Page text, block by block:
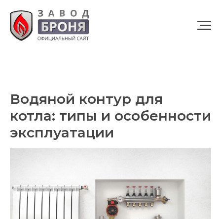
Водяной контур для
котла: типы и особенности
эксплуатации